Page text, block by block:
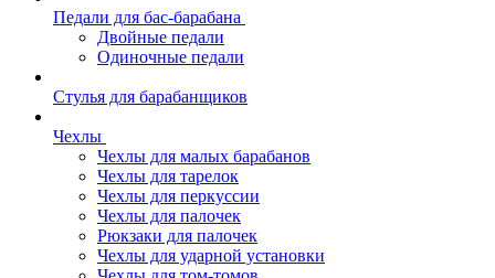
Педали для бас-барабана
Двойные педали
Одиночные педали
Стулья для барабанщиков
Чехлы
Чехлы для малых барабанов
Чехлы для тарелок
Чехлы для перкуссии
Чехлы для палочек
Рюкзаки для палочек
Чехлы для ударной установки